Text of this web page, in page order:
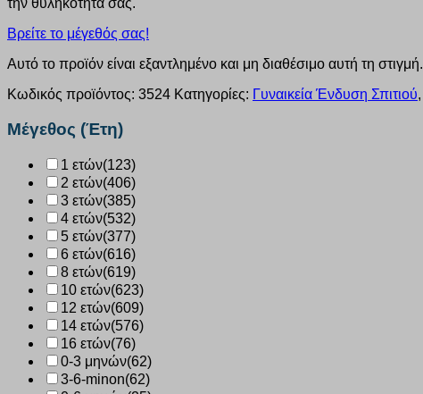
Βρείτε το μέγεθός σας!
Αυτό το προϊόν είναι εξαντλημένο και μη διαθέσιμο αυτή τη στιγμή.
Κωδικός προϊόντος: 3524 Κατηγορίες: Γυναικεία Ένδυση Σπιτιού,
Μέγεθος (Έτη)
1 ετών(123)
2 ετών(406)
3 ετών(385)
4 ετών(532)
5 ετών(377)
6 ετών(616)
8 ετών(619)
10 ετών(623)
12 ετών(609)
14 ετών(576)
16 ετών(76)
0-3 μηνών(62)
3-6-minon(62)